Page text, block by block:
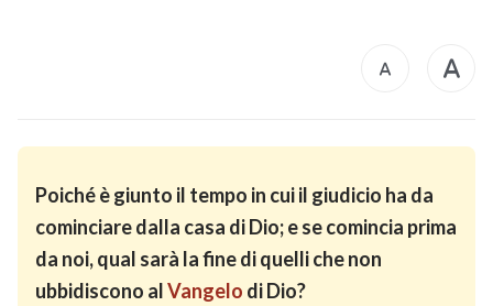
Poiché è giunto il tempo in cui il giudicio ha da
cominciare dalla casa di Dio; e se comincia prima
da noi, qual sarà la fine di quelli che non
ubbidiscono alVangelo di Dio?